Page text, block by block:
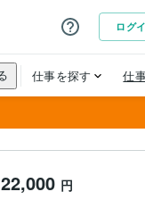
22,000 円